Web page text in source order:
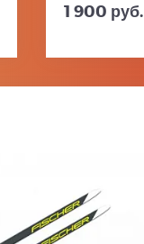
1 900 руб.